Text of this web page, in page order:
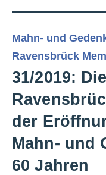
Mahn- und
Ravensbrück
31/2019:
der
Mahn- und
60 Jahren